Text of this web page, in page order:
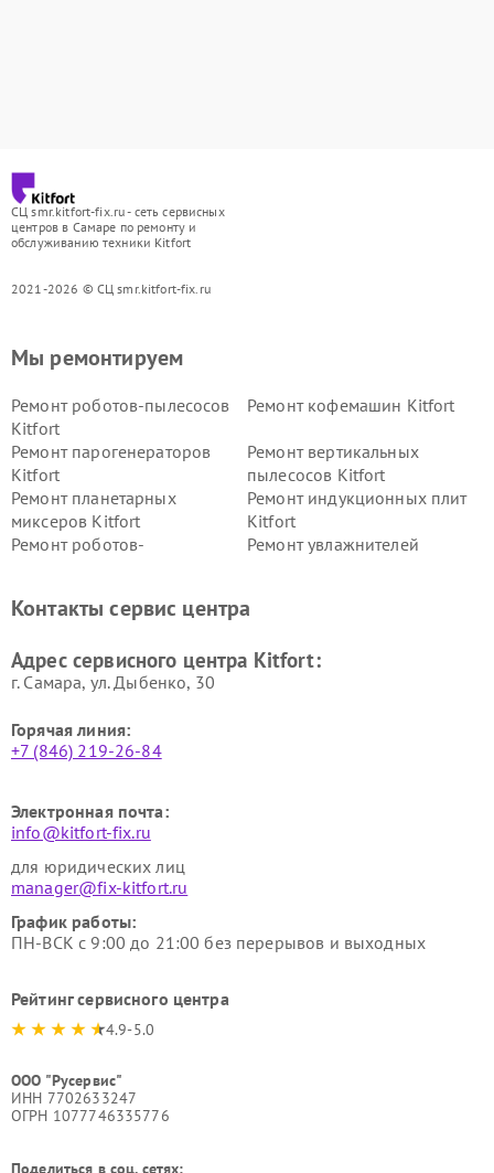
СЦ smr.kitfort-fix.ru - сеть сервисных
центров в Самаре по ремонту и
обслуживанию техники Kitfort
2021-2026 © СЦ smr.kitfort-fix.ru
Мы ремонтируем
Ремонт роботов-пылесосов
Kitfort
Ремонт кофемашин Kitfort
Ремонт парогенераторов
Kitfort
Ремонт вертикальных
пылесосов Kitfort
Ремонт планетарных
миксеров Kitfort
Ремонт индукционных плит
Kitfort
Ремонт роботов-
Ремонт увлажнителей
Kitfort
Kitfort
Kitfort
Kitfort
Контакты сервис центра
Адрес сервисного центра Kitfort:
г. Самара, ул. Дыбенко, 30
Горячая линия:
+7 (846) 219-26-84
Электронная почта:
info@kitfort-fix.ru
для юридических лиц
manager@fix-kitfort.ru
График работы:
ПН-ВСК с 9:00 до 21:00 без перерывов и выходных
Рейтинг сервисного центра
4.9-5.0
ООО "Русервис"
ИНН 7702633247
ОГРН 1077746335776
Поделиться в соц. сетях: